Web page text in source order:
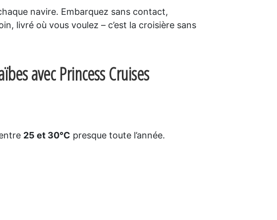
navire. Embarquez sans contact,
livré où vous voulez – c’est la croisière sans
avec Princess Cruises
25 et 30°C presque toute l’année.